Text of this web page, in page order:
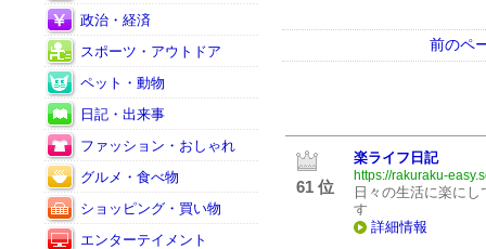
政治・経済
スポーツ・アウトドア
ペット・動物
日記・出来事
ファッション・おしゃれ
グルメ・食べ物
ショッピング・買い物
エンターテイメント
前のペ
61 位
楽ライフ日記
https://rakuraku-
日々の生活に楽に
す
詳細情報